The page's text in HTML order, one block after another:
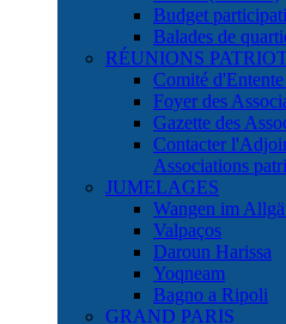
Budget
Balades de
RÉUNIONS
Comité
Foyer des
Gazette des
Contacter
Associations
JUMELAGES
Wangen im
Valpaços
Daroun Harissa
Yoqneam
Bagno a Ripoli
GRAND PARIS